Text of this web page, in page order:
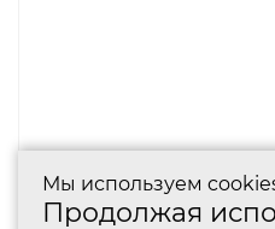
Мы используем
Продолжая